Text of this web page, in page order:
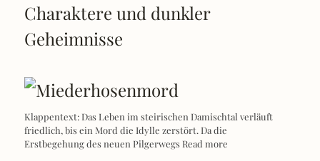
Charaktere und dunkler
Geheimnisse
Klappentext: Das Leben im steirischen Damischtal verläuft
friedlich, bis ein Mord die Idylle zerstört. Da die
Erstbegehung des neuen Pilgerwegs Read more